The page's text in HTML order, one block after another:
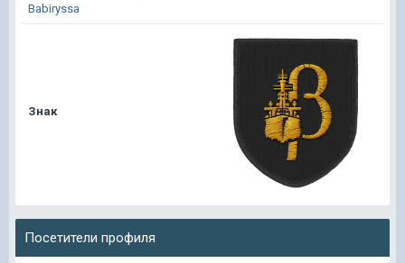
Babiryssa
Знак
Посетители профиля